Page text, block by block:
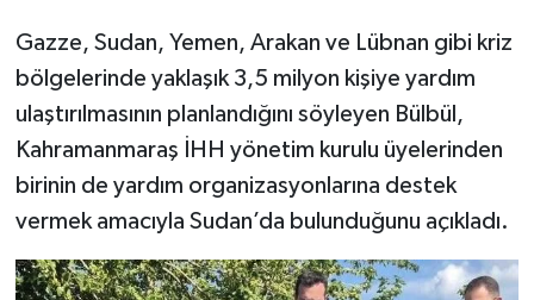
Gazze, Sudan, Yemen, Arakan ve Lübnan gibi kriz
bölgelerinde yaklaşık 3,5 milyon kişiye yardım
ulaştırılmasının planlandığını söyleyen Bülbül,
Kahramanmaraş İHH yönetim kurulu üyelerinden
birinin de yardım organizasyonlarına destek
vermek amacıyla Sudan’da bulunduğunu açıkladı.